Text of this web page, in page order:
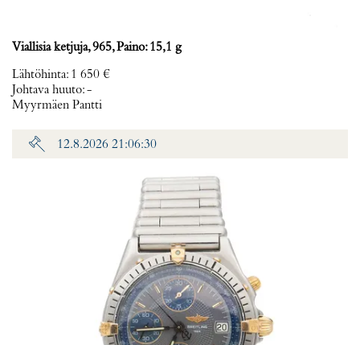
Viallisia ketjuja, 965, Paino: 15,1 g
Lähtöhinta: 1 650 €
Johtava huuto:-
Myyrmäen Pantti
12.8.2026 21:06:30